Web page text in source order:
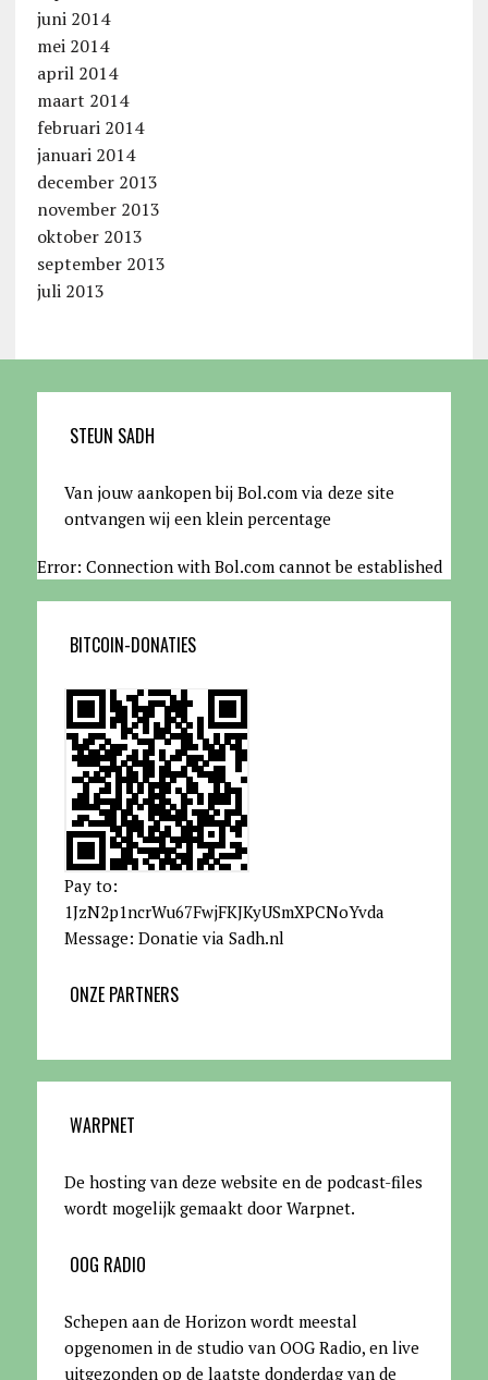
juni 2014
mei 2014
april 2014
maart 2014
februari 2014
januari 2014
december 2013
november 2013
oktober 2013
september 2013
juli 2013
STEUN SADH
Van jouw aankopen bij Bol.com via deze site
ontvangen wij een klein percentage
Error: Connection with Bol.com cannot be established
BITCOIN-DONATIES
Pay to:
1JzN2p1ncrWu67FwjFKJKyUSmXPCNoYvda
Message: Donatie via Sadh.nl
ONZE PARTNERS
WARPNET
De hosting van deze website en de podcast-files
wordt mogelijk gemaakt door Warpnet.
OOG RADIO
Schepen aan de Horizon wordt meestal
opgenomen in de studio van OOG Radio, en live
uitgezonden op de laatste donderdag van de